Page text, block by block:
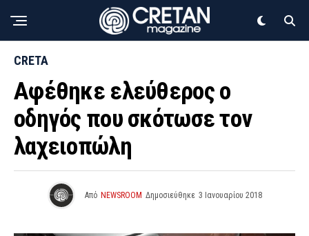
CRETA
Αφέθηκε ελεύθερος ο
οδηγός που σκότωσε τον
λαχειοπώλη
Από NEWSROOM Δημοσιεύθηκε 3 Ιανουαρίου 2018